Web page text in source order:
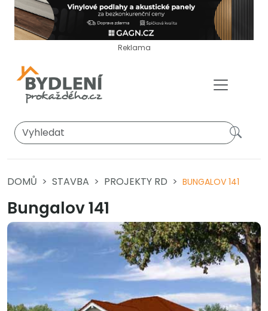
Reklama
DOMŮ STAVBA PROJEKTY RD BUNGALOV 141
Bungalov 141